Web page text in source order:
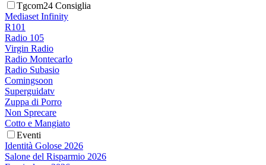
Tgcom24 Consiglia
Mediaset Infinity
R101
Radio 105
Virgin Radio
Radio Montecarlo
Radio Subasio
Comingsoon
Superguidatv
Zuppa di Porro
Non Sprecare
Cotto e Mangiato
Eventi
Identità Golose 2026
Salone del Risparmio 2026